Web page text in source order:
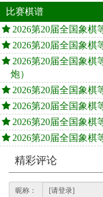
比赛棋谱
2026第20届全国象棋
2026第20届全国象棋
2026第20届全国象棋
炮）
2026第20届全国象棋
2026第20届全国象棋
2026第20届全国象棋
2026第20届全国象棋
精彩评论
昵称：